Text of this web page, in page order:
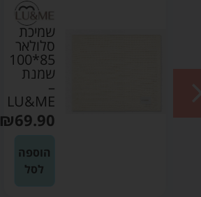
שמיכת
סלולאר
85*100
שמנת
–
LU&ME
₪69.90
הוספה
לסל